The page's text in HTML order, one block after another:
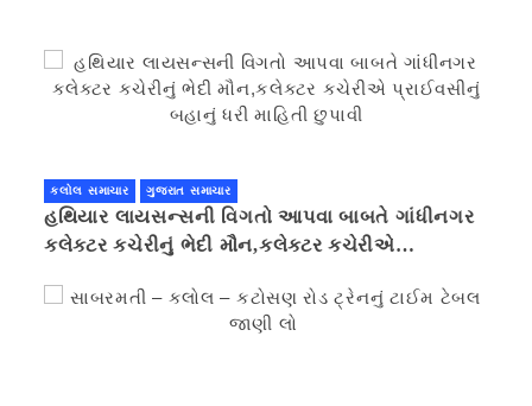
કલોલ સમાચાર ગુજરાત સમાચાર
હથિયાર લાયસન્સની વિગતો આપવા બાબતે ગાંધીનગર
કલેક્ટર કચેરીનું ભેદી મૌન,કલેક્ટર કચેરીએ